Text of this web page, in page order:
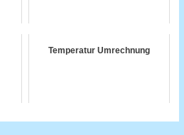
Temperatur Umrechnung